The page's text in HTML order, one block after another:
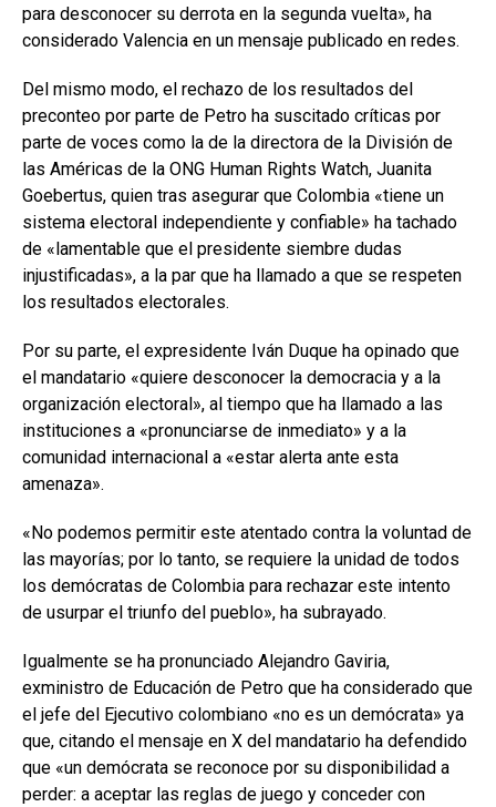
para desconocer su derrota en la segunda vuelta», ha
considerado Valencia en un mensaje publicado en redes.
Del mismo modo, el rechazo de los resultados del
preconteo por parte de Petro ha suscitado críticas por
parte de voces como la de la directora de la División de
las Américas de la ONG Human Rights Watch, Juanita
Goebertus, quien tras asegurar que Colombia «tiene un
sistema electoral independiente y confiable» ha tachado
de «lamentable que el presidente siembre dudas
injustificadas», a la par que ha llamado a que se respeten
los resultados electorales.
Por su parte, el expresidente Iván Duque ha opinado que
el mandatario «quiere desconocer la democracia y a la
organización electoral», al tiempo que ha llamado a las
instituciones a «pronunciarse de inmediato» y a la
comunidad internacional a «estar alerta ante esta
amenaza».
«No podemos permitir este atentado contra la voluntad de
las mayorías; por lo tanto, se requiere la unidad de todos
los demócratas de Colombia para rechazar este intento
de usurpar el triunfo del pueblo», ha subrayado.
Igualmente se ha pronunciado Alejandro Gaviria,
exministro de Educación de Petro que ha considerado que
el jefe del Ejecutivo colombiano «no es un demócrata» ya
que, citando el mensaje en X del mandatario ha defendido
que «un demócrata se reconoce por su disponibilidad a
perder: a aceptar las reglas de juego y conceder con